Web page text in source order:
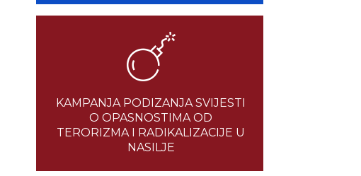
KAMPANJA PODIZANJA SVIJESTI
O OPASNOSTIMA OD
TERORIZMA I RADIKALIZACIJE U
NASILJE